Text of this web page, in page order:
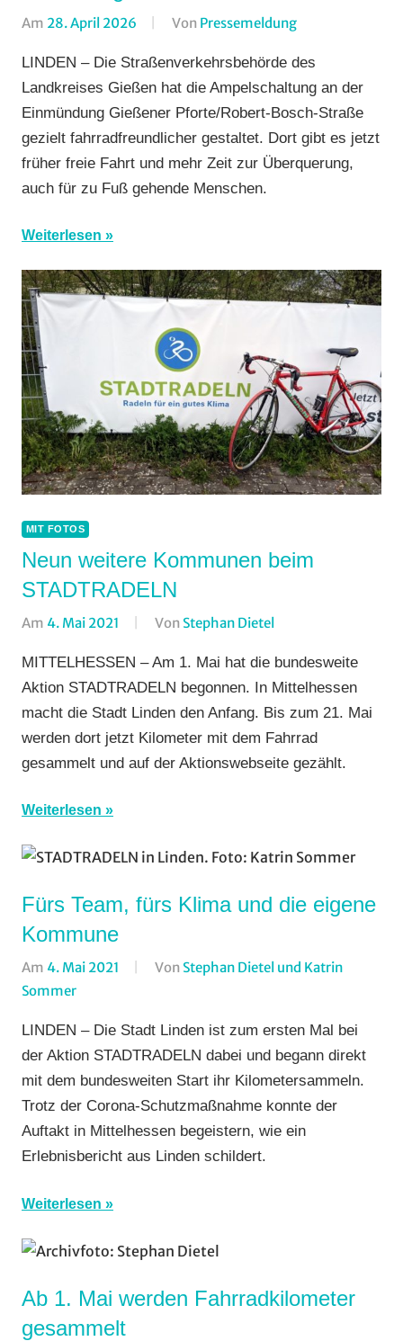
Am 28. April 2026 Von Pressemeldung
Gießen
Alltagsradfahren
Breitensport
Linden,
Orte,
LINDEN – Die Straßenverkehrsbehörde des
Landkreises Gießen hat die Ampelschaltung an der
Einmündung Gießener Pforte/Robert-Bosch-Straße
gezielt fahrradfreundlicher gestaltet. Dort gibt es jetzt
früher freie Fahrt und mehr Zeit zur Überquerung,
auch für zu Fuß gehende Menschen.
Weiterlesen
MIT FOTOS
Neun weitere Kommunen beim
STADTRADELN
Am 4. Mai 2021 Von Stephan Dietel
Breitensport,
Formate,
Mit
Fotos,
Multimedia
(WaW)
Veranstaltungstipps
MITTELHESSEN – Am 1. Mai hat die bundesweite
Aktion STADTRADELN begonnen. In Mittelhessen
macht die Stadt Linden den Anfang. Bis zum 21. Mai
werden dort jetzt Kilometer mit dem Fahrrad
gesammelt und auf der Aktionswebseite gezählt.
Weiterlesen
Fürs Team, fürs Klima und die eigene
Kommune
Am 4. Mai 2021 Von Stephan Dietel und Katrin
Sommer
Breitensport
LINDEN – Die Stadt Linden ist zum ersten Mal bei
der Aktion STADTRADELN dabei und begann direkt
mit dem bundesweiten Start ihr Kilometersammeln.
Trotz der Corona-Schutzmaßnahme konnte der
Auftakt in Mittelhessen begeistern, wie ein
Erlebnisbericht aus Linden schildert.
Weiterlesen
Ab 1. Mai werden Fahrradkilometer
gesammelt